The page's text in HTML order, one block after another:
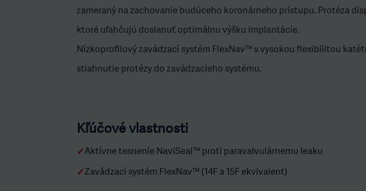
zameraný na zachovanie budúceho koronárneho prístupu. Protéza
ktoré uľahčujú dosianuť optimálnu výšku implantácie.
Nízkoprofilový zavádzací systém FlexNav™ s vysokou flexibilitou
stiahnutie protézy do zavádzacieho systému.
Kľúčové vlastnosti
✓Aktívne tesnenie NaviSeal™ proti paravalvulárnemu leaku
✓Zavádzací systém FlexNav™ (14F a 15F ekvivalent)